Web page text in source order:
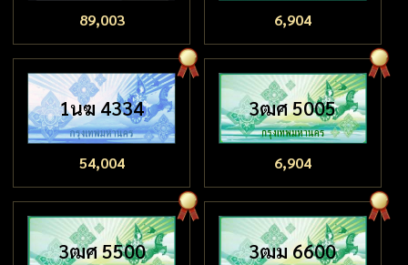
89,003 6,904
1นฆ 4334
54,004
3ฒศ 5005
6,904
3ฒศ 5500 3ฒม 6600